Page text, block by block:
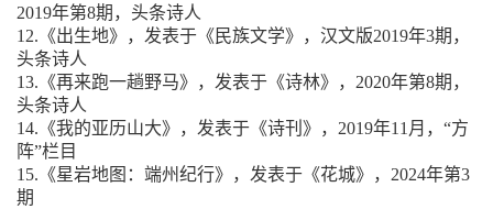
2019年第8期，头条诗人
12.《出生地》，发表于《民族文学》，汉文版2019年3期，
头条诗人
13.《再来跑一趟野马》，发表于《诗林》，2020年第8期，
头条诗人
14.《我的亚历山大》，发表于《诗刊》，2019年11月，“方
阵”栏目
15.《星岩地图：端州纪行》，发表于《花城》，2024年第3
期